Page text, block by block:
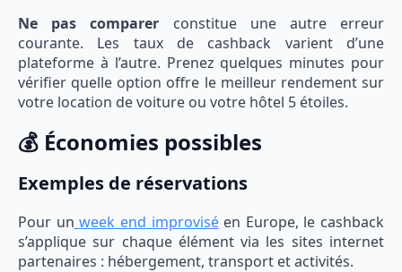
Ne pas comparer constitue une autre erreur
courante. Les taux de cashback varient d’une
plateforme à l’autre. Prenez quelques minutes pour
vérifier quelle option offre le meilleur rendement sur
votre location de voiture ou votre hôtel 5 étoiles.
💰 Économies possibles
Exemples de réservations
Pour un week end improviséen Europe, le cashback
s’applique sur chaque élément via les sites internet
partenaires : hébergement, transport et activités.